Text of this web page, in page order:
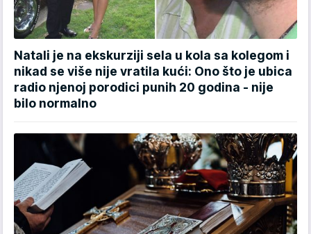
Natali je na ekskurziji sela u kola sa kolegom i
nikad se više nije vratila kući: Ono što je ubica
radio njenoj porodici punih 20 godina - nije
bilo normalno